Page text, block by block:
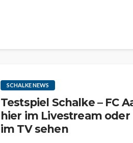
SCHALKE NEWS
Testspiel Schalke – FC
hier im Livestream oder
im TV sehen